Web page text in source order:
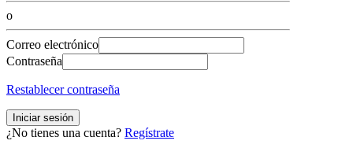
o
Correo electrónico
Contraseña
Restablecer contraseña
Iniciar sesión
¿No tienes una cuenta? Regístrate